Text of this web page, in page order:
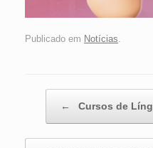
Publicado em Notícias
← Cursos de